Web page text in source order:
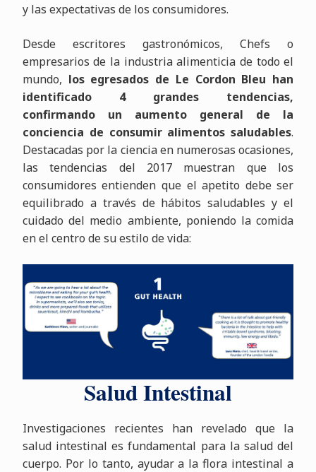
y las expectativas de los consumidores.
Desde escritores gastronómicos, Chefs o
empresarios de la industria alimenticia de todo el
mundo, los egresados de Le Cordon Bleu han
identificado 4 grandes tendencias,
confirmando un aumento general de la
conciencia de consumir alimentos saludables.
Destacadas por la ciencia en numerosas ocasiones,
las tendencias del 2017 muestran que los
consumidores entienden que el apetito debe ser
equilibrado a través de hábitos saludables y el
cuidado del medio ambiente, poniendo la comida
en el centro de su estilo de vida:
Salud Intestinal
Investigaciones recientes han revelado que la
salud intestinal es fundamental para la salud del
cuerpo. Por lo tanto, ayudar a la flora intestinal a